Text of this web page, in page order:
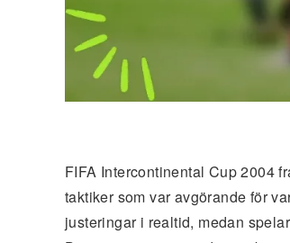
FIFA Intercontinental Cup 2004
taktiker som var avgörande för
justeringar i realtid, medan